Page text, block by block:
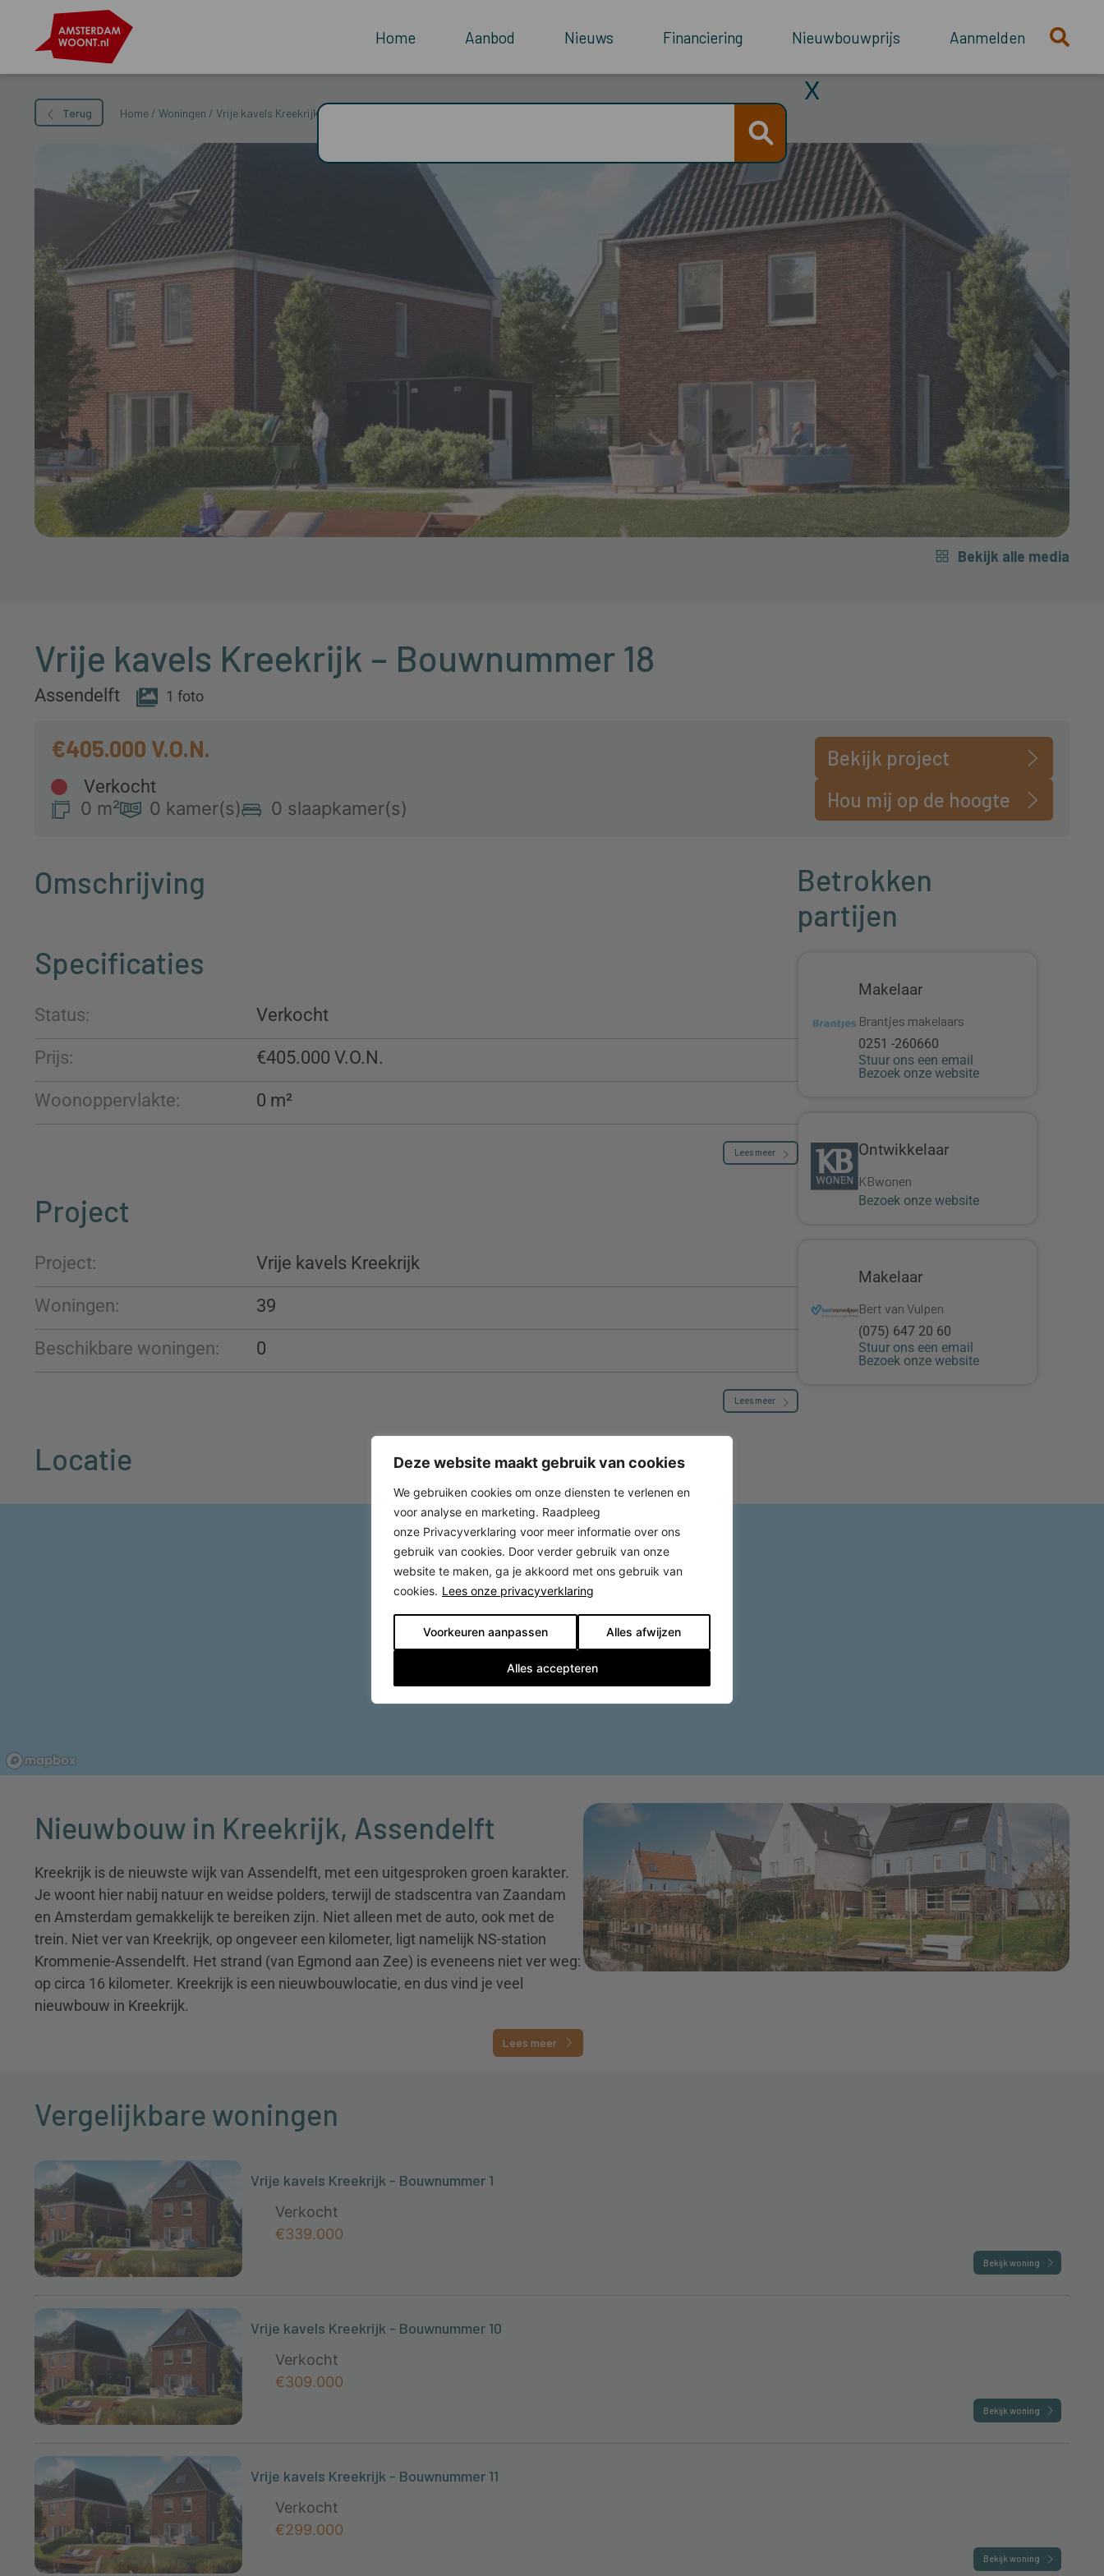
Deze website maakt gebruik van cookies
We gebruiken cookies om onze diensten te verlenen en
voor analyse en marketing. Raadpleeg
onze Privacyverklaring voor meer informatie over ons
gebruik van cookies. Door verder gebruik van onze
website te maken, ga je akkoord met ons gebruik van
cookies. Lees onze privacyverklaring
Voorkeuren aanpassen Alles afwijzen
Alles accepteren
Home Aanbod Nieuws Financiering Nieuwbouwprijs Aanmelden
X
Terug Home / Woningen / Vrije kavels Kreekrijk – Bouwnummer 18
Bekijk alle media
Vrije kavels Kreekrijk – Bouwnummer 18
Assendelft 1 foto
€405.000
Verkocht
0 m² 0 kamer(s) 0 slaapkamer(s)
Bekijk project
Hou mij op de hoogte
Omschrijving
Specificaties
Status: Verkocht
Prijs: €405.000
Woonoppervlakte: 0 m²
Lees meer
Project
Project: Vrije kavels Kreekrijk
Woningen: 39
Beschikbare woningen: 0
Lees meer
Betrokken
partijen
Makelaar
Brantjes makelaars
0251 -260660
Stuur ons een email
Bezoek onze website
Ontwikkelaar
KBwonen
Bezoek onze website
Makelaar
Bert van Vulpen
(075) 647 20 60
Stuur ons een email
Bezoek onze website
Locatie
Nieuwbouw in Kreekrijk, Assendelft
Kreekrijk is de nieuwste wijk van Assendelft, met een uitgesproken groen karakter.
Je woont hier nabij natuur en weidse polders, terwijl de stadscentra van Zaandam
en Amsterdam gemakkelijk te bereiken zijn. Niet alleen met de auto, ook met de
trein. Niet ver van Kreekrijk, op ongeveer een kilometer, ligt namelijk NS-station
Krommenie-Assendelft. Het strand (van Egmond aan Zee) is eveneens niet ver weg:
op circa 16 kilometer. Kreekrijk is een nieuwbouwlocatie, en dus vind je veel
nieuwbouw in Kreekrijk.
Lees meer
Vergelijkbare woningen
Vrije kavels Kreekrijk - Bouwnummer 1
Verkocht
€339.000
Bekijk woning
Vrije kavels Kreekrijk - Bouwnummer 10
Verkocht
€309.000
Bekijk woning
Vrije kavels Kreekrijk - Bouwnummer 11
Verkocht
€299.000
Bekijk woning